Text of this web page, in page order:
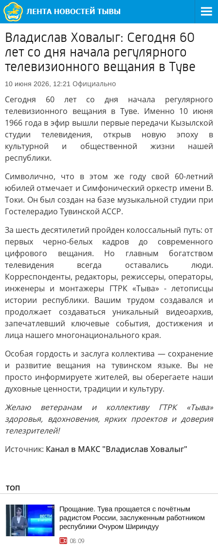
Владислав Ховалыг: Сегодня 60
лет со дня начала регулярного
телевизионного вещания в Туве
10 июня 2026, 12:21 Официально
Сегодня 60 лет со дня начала регулярного
телевизионного вещания в Туве. Именно 10 июня
1966 года в эфир вышли первые передачи Кызылской
студии телевидения, открыв новую эпоху в
культурной и общественной жизни нашей
республики.
Символично, что в этом же году свой 60-летний
юбилей отмечает и Симфонический оркестр имени В.
Токи. Он был создан на базе музыкальной студии при
Гостелерадио Тувинской АССР.
За шесть десятилетий пройден колоссальный путь: от
первых черно-белых кадров до современного
цифрового вещания. Но главным богатством
телевидения всегда оставались люди.
Корреспонденты, редакторы, режиссеры, операторы,
инженеры и монтажеры ГТРК «Тыва» - летописцы
истории республики. Вашим трудом создавался и
продолжает создаваться уникальный видеоархив,
запечатлевший ключевые события, достижения и
лица нашего многонационального края.
Особая гордость и заслуга коллектива — сохранение
и развитие вещания на тувинском языке. Вы не
просто информируете жителей, вы оберегаете наши
духовные ценности, традиции и культуру.
Желаю ветеранам и коллективу ГТРК «Тыва»
здоровья, вдохновения, ярких проектов и доверия
телезрителей!
Источник: Канал в МАКС "Владислав Ховалыг"
ТОП
Прощание. Тува прощается с почётным
радистом России, заслуженным работником
республики Очуром Шириндуу
08:09